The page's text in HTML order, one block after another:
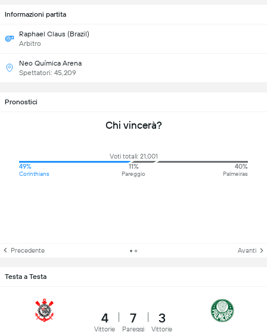
Informazioni partita
Raphael Claus (Brazil)
Arbitro
Neo Química Arena
Spettatori: 45,209
Pronostici
Chi vincerà?
Voti totali: 21,001
49%
Corinthians
11%
Pareggio
40%
Palmeiras
Precedente Avanti
Testa a Testa
4
Vittorie
7
Pareggi
3
Vittorie